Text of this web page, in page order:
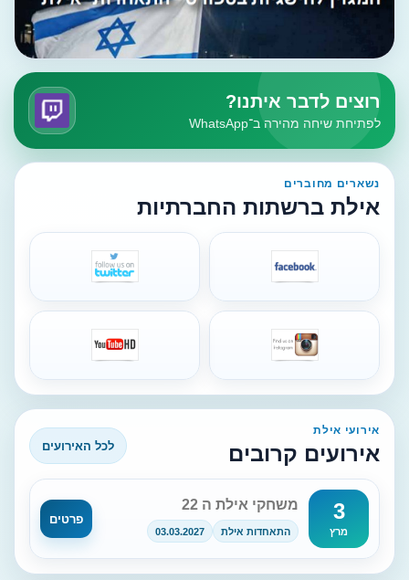
רוצים לדבר איתנו?
לפתיחת שיחה מהירה ב־WhatsApp
נשארים מחוברים
אילת ברשתות החברתיות
אירועי אילת
אירועים קרובים לכל האירועים
3
מרץ
משחקי אילת ה 22
התאחדות אילת 03.03.2027
פרטים